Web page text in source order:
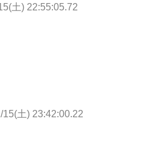
土) 22:55:05.72
15(土) 23:42:00.22